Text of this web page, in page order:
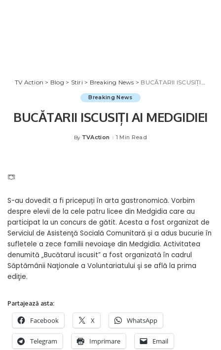
TV Action > Blog > Stiri > Breaking News > BUCĂTARII ISCUSIȚI AI MEDGIDIEI
Breaking News
BUCĂTARII ISCUSIȚI AI MEDGIDIEI
Posted
By TVAction 1 Min Read
S-au dovedit a fi pricepuți în arta gastronomică. Vorbim
despre elevii de la cele patru licee din Medgidia care au
participat la un concurs de gătit. Acesta a fost organizat de
Serviciul de Asistenţă Socială Comunitară și a adus bucurie în
sufletele a zece familii nevoiaşe din Medgidia. Activitatea
denumită „Bucătarul iscusit” a fost organizată în cadrul
Săptămânii Naţionale a Voluntariatului şi se află la prima
ediţie.
Partajează asta:
Facebook X WhatsApp
Telegram Imprimare Email